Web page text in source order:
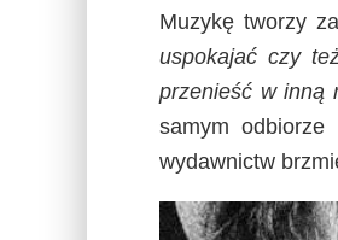
Muzykę tworzy
uspokajać czy
przenieść w inną
samym odbiorze
wydawnictw